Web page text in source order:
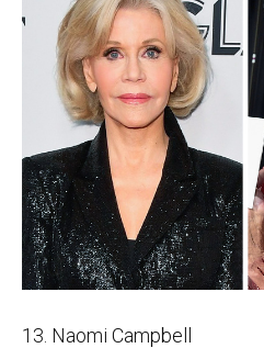
13. Naomi Campbell